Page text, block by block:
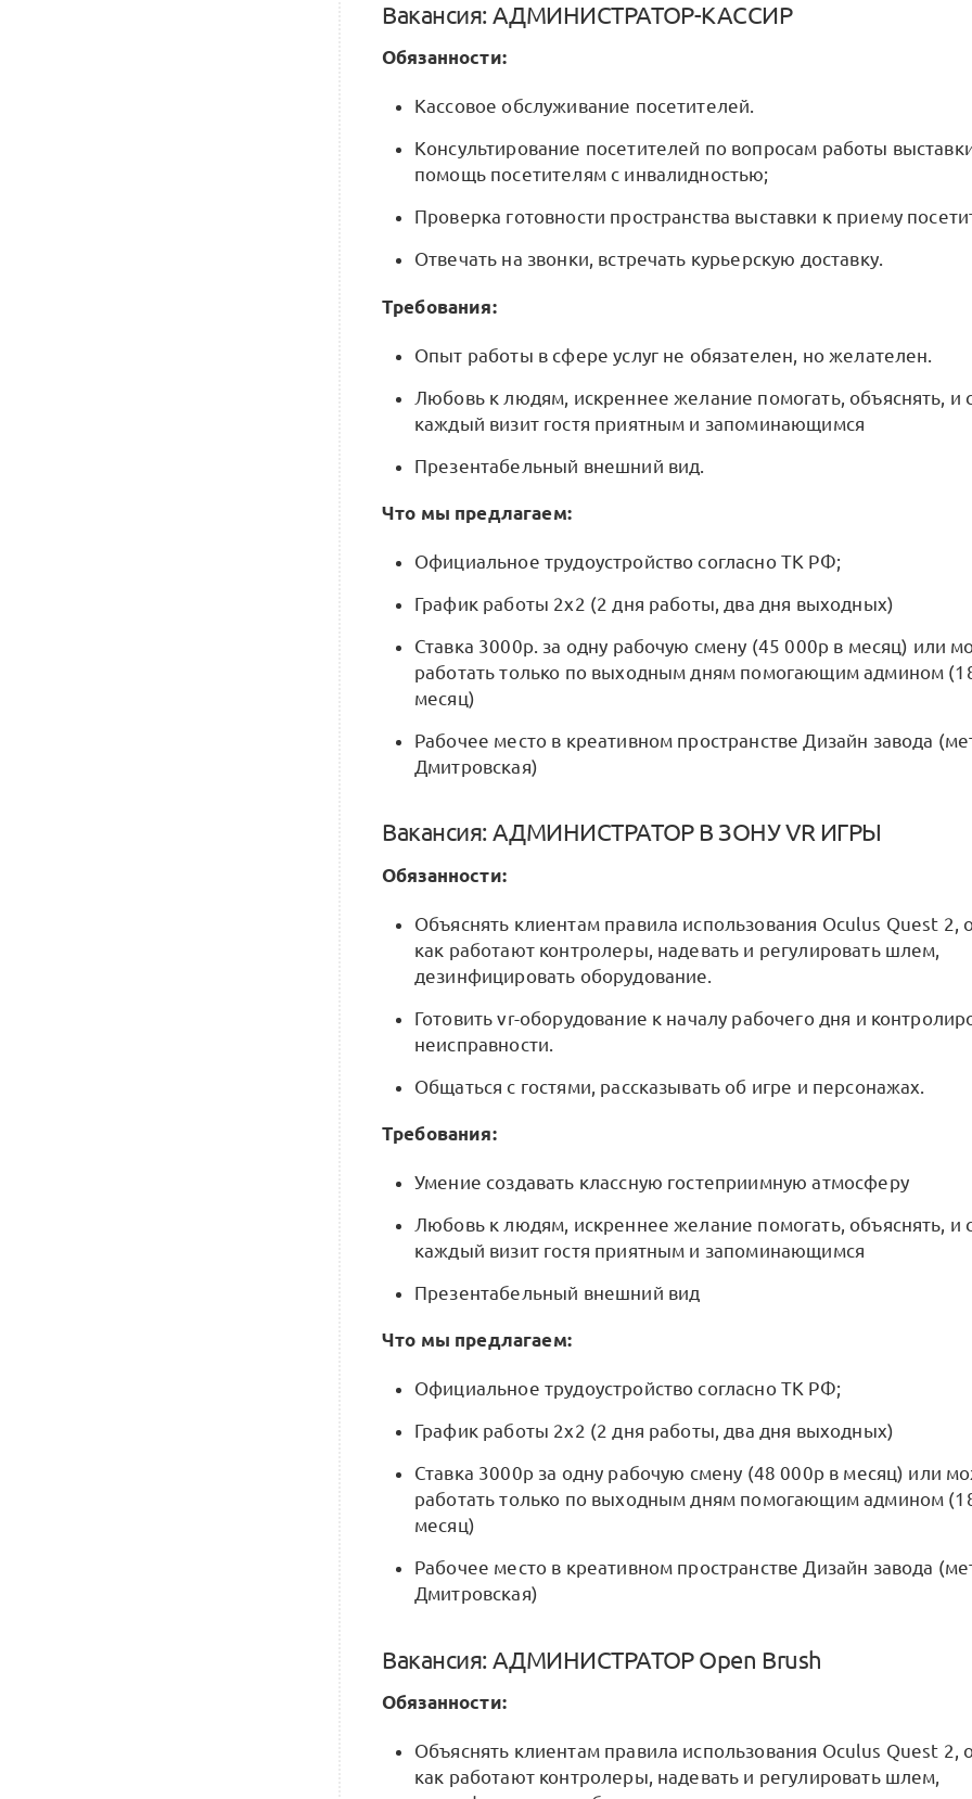
Вакансия: АДМИНИСТРАТОР-КАССИР
Обязанности:
Кассовое обслуживание посетителей.
Консультирование посетителей по вопросам работы
помощь посетителям с инвалидностью;
Проверка готовности пространства выставки к приему
Отвечать на звонки, встречать курьерскую доставку.
Требования:
Опыт работы в сфере услуг не обязателен, но желателен.
Любовь к людям, искреннее желание помогать, объяснять, и
каждый визит гостя приятным и запоминающимся
Презентабельный внешний вид.
Что мы предлагаем:
Официальное трудоустройство согласно ТК РФ;
График работы 2х2 (2 дня работы, два дня выходных)
Ставка 3000р. за одну рабочую смену (45 000р в месяц) или
работать только по выходным дням помогающим админом
месяц)
Рабочее место в креативном пространстве Дизайн завода
Дмитровская)
Вакансия: АДМИНИСТРАТОР В ЗОНУ VR ИГРЫ
Обязанности:
Объяснять клиентам правила использования Oculus Quest 2,
как работают контролеры, надевать и регулировать шлем,
дезинфицировать оборудование.
Готовить vr-оборудование к началу рабочего дня и
неисправности.
Общаться с гостями, рассказывать об игре и персонажах.
Требования:
Умение создавать классную гостеприимную атмосферу
Любовь к людям, искреннее желание помогать, объяснять, и
каждый визит гостя приятным и запоминающимся
Презентабельный внешний вид
Что мы предлагаем:
Официальное трудоустройство согласно ТК РФ;
График работы 2х2 (2 дня работы, два дня выходных)
Ставка 3000р за одну рабочую смену (48 000р в месяц) или
работать только по выходным дням помогающим админом
месяц)
Рабочее место в креативном пространстве Дизайн завода
Дмитровская)
Вакансия: АДМИНИСТРАТОР Open Brush
Обязанности:
Объяснять клиентам правила использования Oculus Quest 2,
как работают контролеры, надевать и регулировать шлем,